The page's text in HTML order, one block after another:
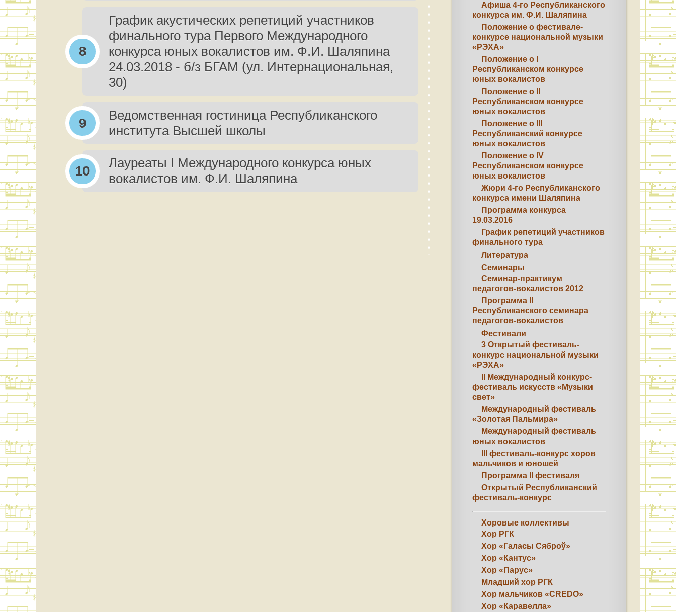
График акустических репетиций участников
финального тура Первого Международного
конкурса юных вокалистов им. Ф.И. Шаляпина
24.03.2018 - б/з БГАМ (ул. Интернациональная,
30)
Ведомственная гостиница Республиканского
института Высшей школы
Лауреаты I Международного конкурса юных
вокалистов им. Ф.И. Шаляпина
Афиша 4-го Республиканского
конкурса им. Ф.И. Шаляпина
Положение о фестивале-
конкурсе национальной музыки
«РЭХА»
Положение о I
Республиканском конкурсе
юных вокалистов
Положение о II
Республиканском конкурсе
юных вокалистов
Положение о III
Республиканский конкурсе
юных вокалистов
Положение о IV
Республиканском конкурсе
юных вокалистов
Жюри 4-го Республиканского
конкурса имени Шаляпина
Программа конкурса
19.03.2016
График репетиций участников
финального тура
Литература
Семинары
Семинар-практикум
педагогов-вокалистов 2012
Программа II
Республиканского семинара
педагогов-вокалистов
Фестивали
3 Открытый фестиваль-
конкурс национальной музыки
«РЭХА»
II Международный конкурс-
фестиваль искусств «Музыки
свет»
Международный фестиваль
«Золотая Пальмира»
Международный фестиваль
юных вокалистов
III фестиваль-конкурс хоров
мальчиков и юношей
Программа II фестиваля
Открытый Республиканский
фестиваль-конкурс
Хоровые коллективы
Хор РГК
Хор «Галасы Сяброў»
Хор «Кантус»
Хор «Парус»
Младший хор РГК
Хор мальчиков «CREDO»
Хор «Каравелла»